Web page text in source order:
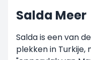
Salda Meer
Salda is een van
plekken in Turkije,